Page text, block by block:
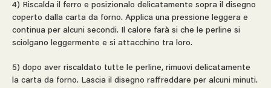
4) Riscalda il ferro e posizionalo delicatamente sopra il disegno
coperto dalla carta da forno. Applica una pressione leggera e
continua per alcuni secondi. Il calore farà si che le perline si
sciolgano leggermente e si attacchino tra loro.
5) dopo aver riscaldato tutte le perline, rimuovi delicatamente
la carta da forno. Lascia il disegno raffreddare per alcuni minuti.